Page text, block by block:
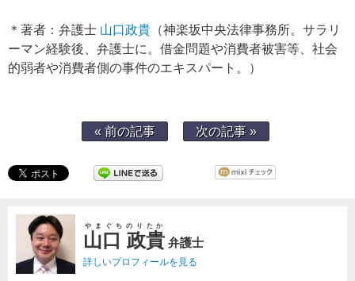
＊著者：弁護士 山口政貴 （神楽坂中央法律事務所。サラリ
ーマン経験後、弁護士に。借金問題や消費者被害等、社会
的弱者や消費者側の事件のエキスパート。）
« 前の記事 次の記事 »
山口 政貴
やまぐちのりたか
弁護士
詳しいプロフィールを見る